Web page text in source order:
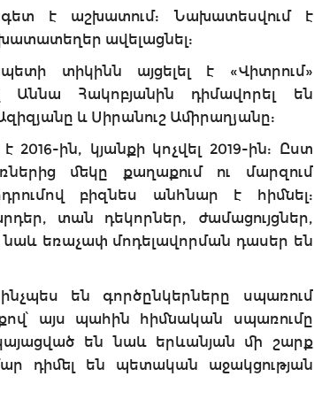
է աշխատում: Նախատեսվում է
ավելացնել:
տիկինն այցելել է «Վիտրում»
Աննա Հակոբյանին դիմավորել են
և Սիրանուշ Ամիրաղյանը:
ին, կյանքի կոչվել 2019-ին: Ըստ
մեկը քաղաքում ու մարզում
բիզնես անհնար է հիմնել:
տան դեկորներ, ժամացույցներ,
եռաչափ մոդելավորման դասեր են
են գործընկերները սպառում
այս պահին հիմնական սպառումը
են նաև երևանյան մի շարք
դիմել են պետական աջակցության